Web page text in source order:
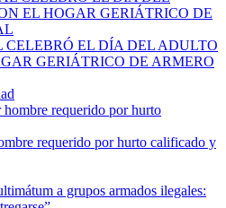
EL DÍA DEL ADULTO
GERIÁTRICO DE ARMERO
requerido por hurto calificado y